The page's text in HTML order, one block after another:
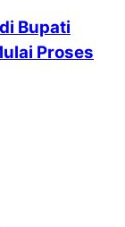
Bupati
Proses